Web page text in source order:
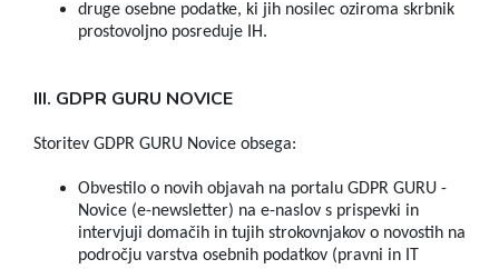
druge osebne podatke, ki jih nosilec oziroma skrbnik
prostovoljno posreduje IH.
III. GDPR GURU NOVICE
Storitev GDPR GURU Novice obsega:
Obvestilo o novih objavah na portalu GDPR GURU -
Novice (e-newsletter) na e-naslov s prispevki in
intervjuji domačih in tujih strokovnjakov o novostih na
področju varstva osebnih podatkov (pravni in IT